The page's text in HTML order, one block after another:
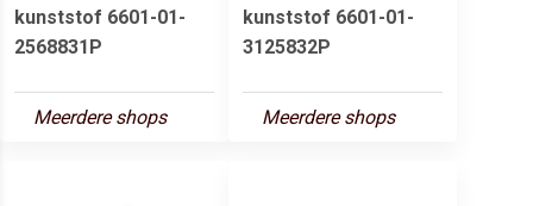
kunststof 6601-01-
2568831P
Meerdere shops
kunststof 6601-01-
3125832P
Meerdere shops